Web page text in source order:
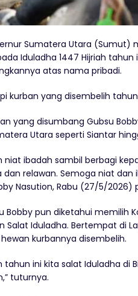
Sumatera Utara
Iduladha 1447 Hijriah tahun
atas nama pribadi.
kurban yang disembelih
yang disumbang Gubsu
Utara seperti Siantar
niat ibadah sambil berbagi
relawan. Semoga niat dan
Nasution, Rabu (27/5/2026)
Bobby pun diketahui memilih
Salat Iduladha. Bertempat di
kurbannya disembelih.
tahun ini kita salat Iduladha di
tuturnya.